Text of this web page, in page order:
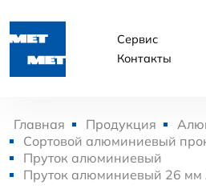
Сервис
Контакты
Главная Продукция
Сортовой алюминиевый
Пруток алюминиевый
Пруток алюминиевый 26